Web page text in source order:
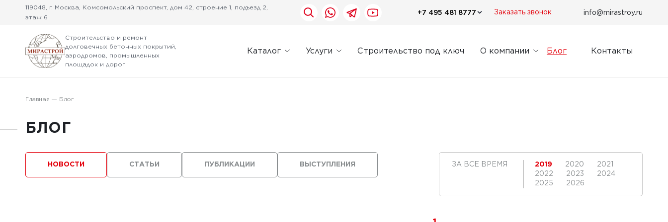
119048, г. Москва, Комсомольский проспект, дом 42, строение 1, подъезд 2,
этаж 6
+7 495 481 8777 Заказать звонок info@mirastroy.ru
Строительство и ремонт
долговечных бетонных покрытий,
аэродромов, промышленных
площадок и дорог
Каталог Услуги Строительство под ключ О компании Блог Контакты
Главная Блог
БЛОГ
ВЫСТУПЛЕНИЯ
ПУБЛИКАЦИИ
НОВОСТИ СТАТЬИ ЗА ВСЕ ВРЕМЯ 2019 2020
2021
2022
2023
2024
2025
2026